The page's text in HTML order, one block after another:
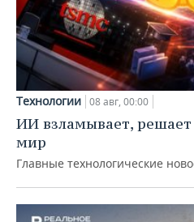
Технологии 08 авг, 00:00
ИИ взламывает, решает
мир
Главные технологические